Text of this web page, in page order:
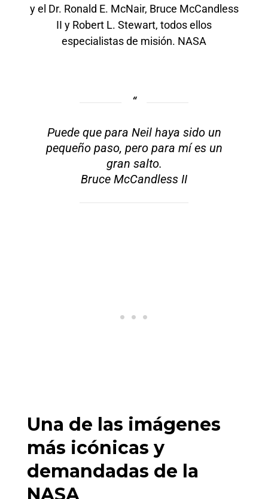
y el Dr. Ronald E. McNair, Bruce McCandless
II y Robert L. Stewart, todos ellos
especialistas de misión. NASA
Puede que para Neil haya sido un
pequeño paso, pero para mí es un
gran salto.
Bruce McCandless II
Una de las imágenes
más icónicas y
demandadas de la